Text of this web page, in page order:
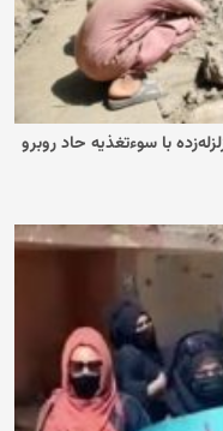
مناطق زلزله‌زده با سوءتغذیه حاد روبرو